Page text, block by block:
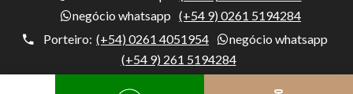
negócio whatsapp (+54 9) 0261 5194284
Porteiro: (+54) 0261 4051954
negócio whatsapp
(+54 9) 261 5194284